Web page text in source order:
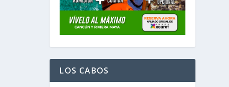
LOS CABOS